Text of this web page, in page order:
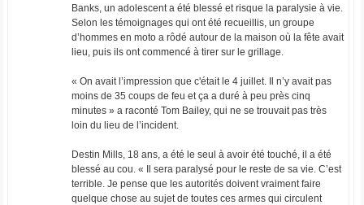
Banks, un adolescent a été blessé et risque la paralysie à vie.
Selon les témoignages qui ont été recueillis, un groupe
d’hommes en moto a rôdé autour de la maison où la fête avait
lieu, puis ils ont commencé à tirer sur le grillage.
« On avait l’impression que c'était le 4 juillet. Il n’y avait pas
moins de 35 coups de feu et ça a duré à peu près cinq
minutes » a raconté Tom Bailey, qui ne se trouvait pas très
loin du lieu de l’incident.
Destin Mills, 18 ans, a été le seul à avoir été touché, il a été
blessé au cou. « Il sera paralysé pour le reste de sa vie. C’est
terrible. Je pense que les autorités doivent vraiment faire
quelque chose au sujet de toutes ces armes qui circulent